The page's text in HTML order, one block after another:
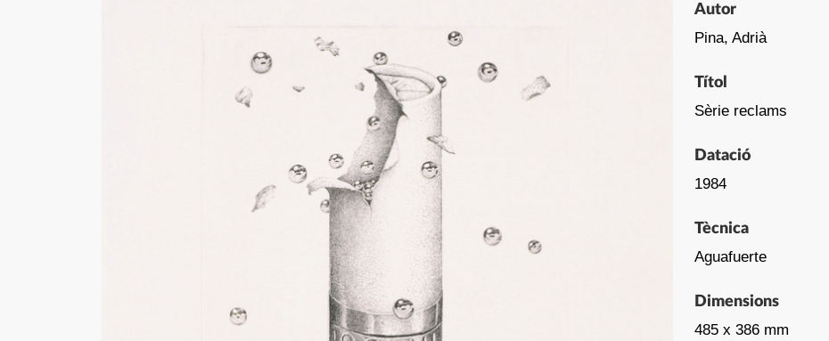
Autor
Pina, Adrià
Títol
Sèrie reclams
Datació
1984
Tècnica
Aguafuerte
Dimensions
485 x 386 mm